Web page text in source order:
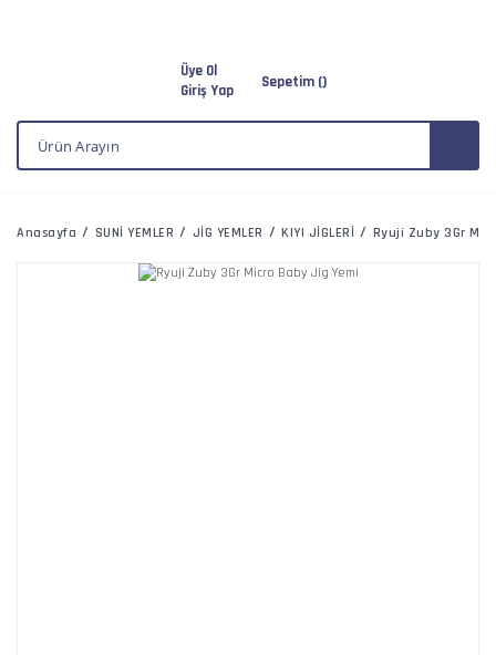
Üye Ol
Giriş Yap
Sepetim ()
Anasayfa SUNİ YEMLER JİG YEMLER KIYI JİGLERİ Ryuji Zuby 3Gr